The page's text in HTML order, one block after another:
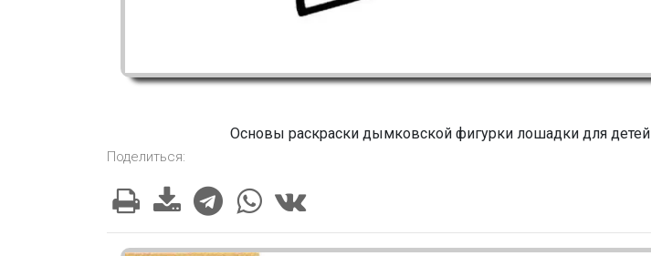
Основы раскраски дымковской фигурки лошадки для детей
Поделиться: